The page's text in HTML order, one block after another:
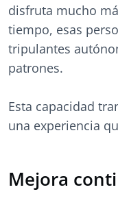
disfruta mucho
tiempo, esas
tripulantes
patrones.
Esta capacidad
una experiencia
Mejora